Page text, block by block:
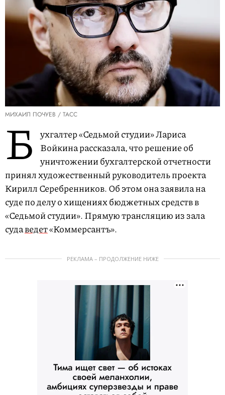
МИХАИЛ ПОЧУЕВ / ТАСС
Б
ухгалтер «Седьмой студии» Лариса
Войкина рассказала, что решение об
уничтожении бухгалтерской отчетности
принял художественный руководитель проекта
Кирилл Серебренников. Об этом она заявила на
суде по делу о хищениях бюджетных средств в
«Седьмой студии». Прямую трансляцию из зала
судаведет«Коммерсантъ».
РЕКЛАМА – ПРОДОЛЖЕНИЕ НИЖЕ